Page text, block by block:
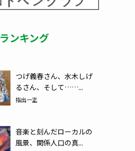
ランキング
つげ義春さん、水木しげ
るさん、そして……...
指出一正
音楽と刻んだローカルの
風景、関係人口の真...